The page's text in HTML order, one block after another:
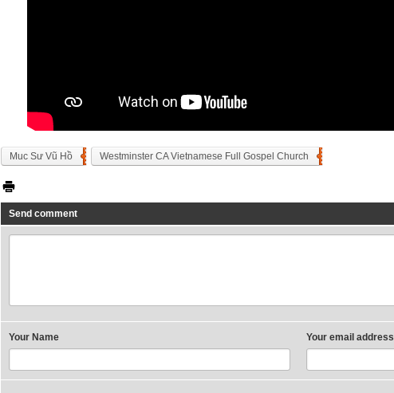
Muc Sư Vũ Hồ Westminster CA Vietnamese Full Gospel Church
Send comment
Your Name Your email address